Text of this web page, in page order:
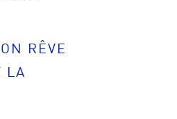
RÊVE
LA